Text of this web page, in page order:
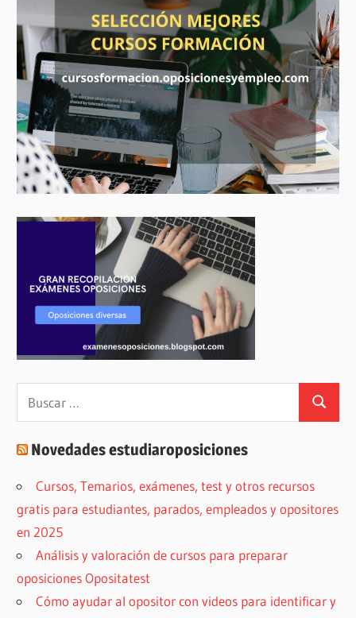
Buscar
Novedades estudiaroposiciones
Cursos, Temarios, exámenes, test y otros recursos
gratis para estudiantes, parados, empleados y opositores
en 2025
Análisis y valoración de cursos para preparar
oposiciones Opositatest
Cómo ayudar al opositor con videos para identificar y